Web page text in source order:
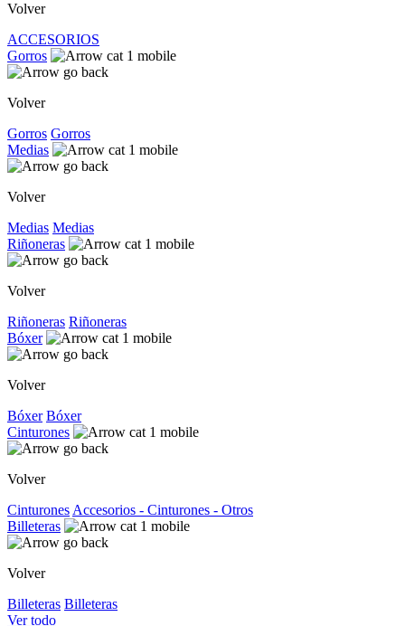
Volver
ACCESORIOS
Gorros
Volver
Gorros Gorros
Medias
Volver
Medias Medias
Riñoneras
Volver
Riñoneras Riñoneras
Bóxer
Volver
Bóxer Bóxer
Cinturones
Volver
Cinturones Accesorios - Cinturones - Otros
Billeteras
Volver
Billeteras Billeteras
Ver todo